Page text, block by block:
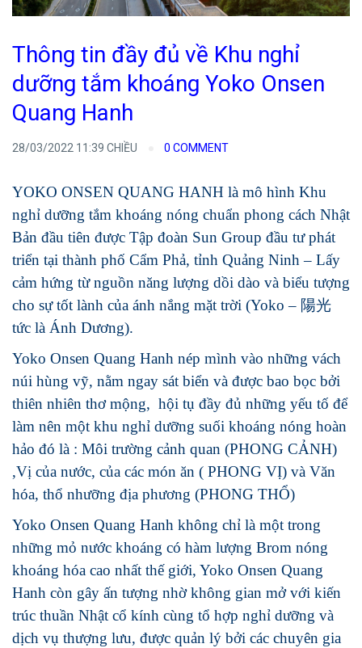
Thông tin đầy đủ về Khu nghỉ
dưỡng tắm khoáng Yoko Onsen
Quang Hanh
28/03/2022 11:39 CHIỀU 0 COMMENT
YOKO ONSEN QUANG HANH là mô hình Khu
nghỉ dưỡng tắm khoáng nóng chuẩn phong cách Nhật
Bản đầu tiên được Tập đoàn Sun Group đầu tư phát
triển tại thành phố Cẩm Phả, tỉnh Quảng Ninh – Lấy
cảm hứng từ nguồn năng lượng dồi dào và biểu tượng
cho sự tốt lành của ánh nắng mặt trời (Yoko – 陽光
tức là Ánh Dương).
Yoko Onsen Quang Hanh nép mình vào những vách
núi hùng vỹ, nằm ngay sát biển và được bao bọc bởi
thiên nhiên thơ mộng, hội tụ đầy đủ những yếu tố để
làm nên một khu nghỉ dưỡng suối khoáng nóng hoàn
hảo đó là : Môi trường cảnh quan (PHONG CẢNH)
,Vị của nước, của các món ăn ( PHONG VỊ) và Văn
hóa, thổ nhưỡng địa phương (PHONG THỔ)
Yoko Onsen Quang Hanh không chỉ là một trong
những mỏ nước khoáng có hàm lượng Brom nóng
khoáng hóa cao nhất thế giới, Yoko Onsen Quang
Hanh còn gây ấn tượng nhờ không gian mở với kiến
trúc thuần Nhật cổ kính cùng tổ hợp nghỉ dưỡng và
dịch vụ thượng lưu, được quản lý bởi các chuyên gia